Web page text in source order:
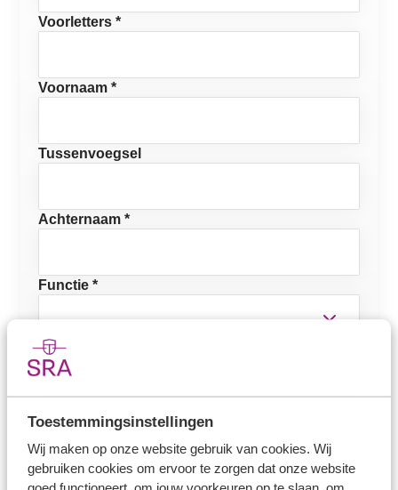
Toestemmingsinstellingen
Wij maken op onze website gebruik van cookies. Wij
gebruiken cookies om ervoor te zorgen dat onze website
Voorletters *
Voornaam *
Tussenvoegsel
Achternaam *
Functie *
E-mailadres *
Mobiel telefoonnummer
NOB-lid